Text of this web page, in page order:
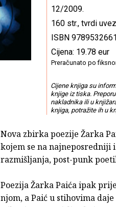
12/2009.
160 str., tvrdi uvez
ISBN
Cijena: 19.78 eur
Preračunato po
Cijene knjiga su
knjige iz tiska.
nakladnika ili u
knjiga, potražite ih u
Nova zbirka poezije Žarka
kojem se na najneposredniji
razmišljanja, post-punk
Poezija Žarka Paića ipak
njom, a Paić u stihovima